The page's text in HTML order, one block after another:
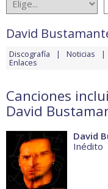
David
Discografía Noticias
Enlaces
Canciones
David
David
Inédito